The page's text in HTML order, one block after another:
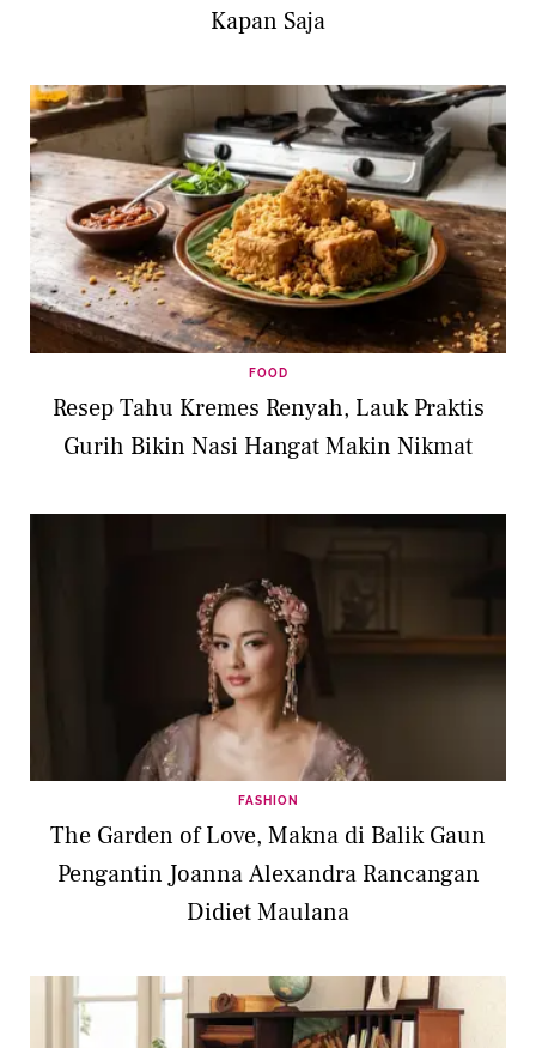
Kapan Saja
FOOD
Resep Tahu Kremes Renyah, Lauk Praktis
Gurih Bikin Nasi Hangat Makin Nikmat
FASHION
The Garden of Love, Makna di Balik Gaun
Pengantin Joanna Alexandra Rancangan
Didiet Maulana